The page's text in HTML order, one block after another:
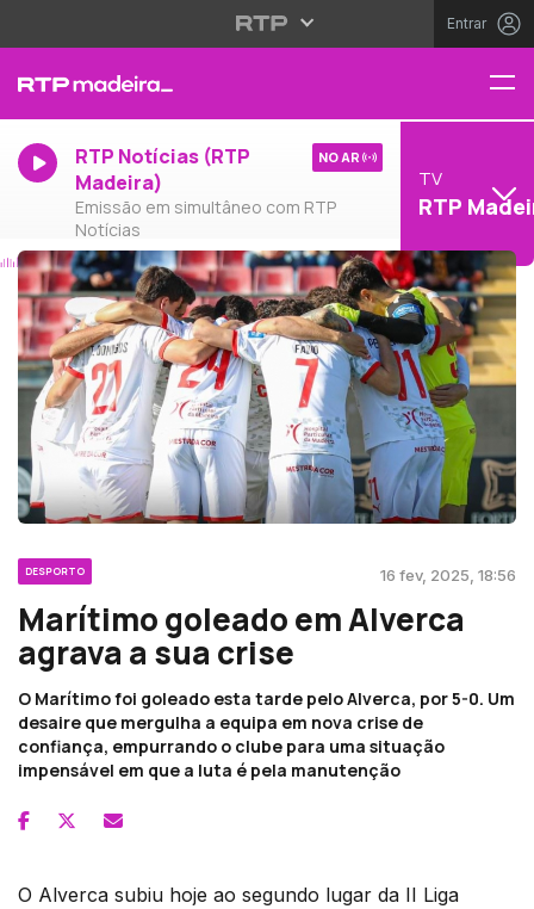
Entrar
RTP Notícias (RTP
Madeira)
Emissão em simultâneo com RTP
Notícias
NO AR
TV
RTP
DESPORTO 16 fev, 2025, 18:56
Marítimo goleado em Alverca
agrava a sua crise
O Marítimo foi goleado esta tarde pelo Alverca, por 5-0. Um
desaire que mergulha a equipa em nova crise de
confiança, empurrando o clube para uma situação
impensável em que a luta é pela manutenção
O Alverca subiu hoje ao segundo lugar da II Liga